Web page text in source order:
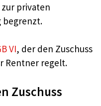
privaten
begrenzt.
VI, der den Zuschuss
Rentner regelt.
Zuschuss